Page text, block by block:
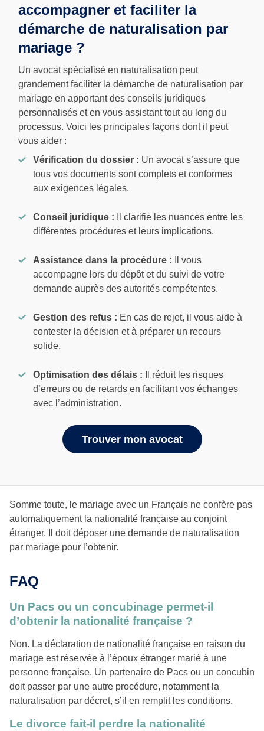
accompagner et faciliter la
démarche de naturalisation par
mariage ?
Un avocat spécialisé en naturalisation peut
grandement faciliter la démarche de naturalisation par
mariage en apportant des conseils juridiques
personnalisés et en vous assistant tout au long du
processus. Voici les principales façons dont il peut
vous aider :
Vérification du dossier : Un avocat s’assure que
tous vos documents sont complets et conformes
aux exigences légales.
Conseil juridique : Il clarifie les nuances entre les
différentes procédures et leurs implications.
Assistance dans la procédure : Il vous
accompagne lors du dépôt et du suivi de votre
demande auprès des autorités compétentes.
Gestion des refus : En cas de rejet, il vous aide à
contester la décision et à préparer un recours
solide.
Optimisation des délais : Il réduit les risques
d’erreurs ou de retards en facilitant vos échanges
avec l’administration.
Trouver mon avocat
Somme toute, le mariage avec un Français ne confère pas
automatiquement la nationalité française au conjoint
étranger. Il doit déposer une demande de naturalisation
par mariage pour l’obtenir.
FAQ
Un Pacs ou un concubinage permet-il
d’obtenir la nationalité française ?
Non. La déclaration de nationalité française en raison du
mariage est réservée à l’époux étranger marié à une
personne française. Un partenaire de Pacs ou un concubin
doit passer par une autre procédure, notamment la
naturalisation par décret, s’il en remplit les conditions.
Le divorce fait-il perdre la nationalité